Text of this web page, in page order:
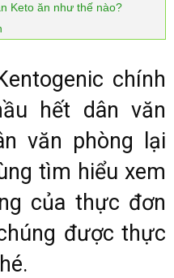
Keto ăn như thế nào?
chính
hết dân văn
văn phòng lại
tìm hiểu xem
của thực đơn
được thực